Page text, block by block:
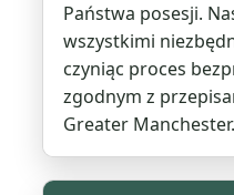
Państwa posesji.
wszystkimi
czyniąc proces
zgodnym z
Greater Manchester.